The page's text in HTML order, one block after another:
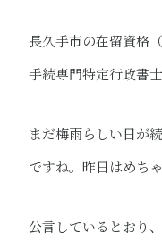
長久手市の在留資格
手続専門特定行政書士
まだ梅雨らしい日が
ですね。昨日はめち
公言しているとおり